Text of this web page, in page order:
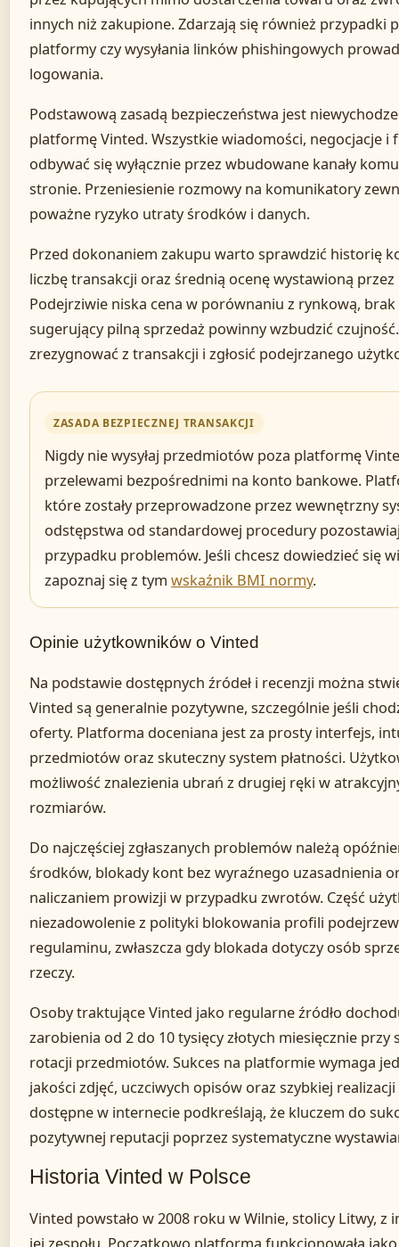
innych niż zakupione. Zdarzają się również przypadki
platformy czy wysyłania linków phishingowych
logowania.
Podstawową zasadą bezpieczeństwa jest
platformę Vinted. Wszystkie wiadomości, negocjacje i
odbywać się wyłącznie przez wbudowane kanały
stronie. Przeniesienie rozmowy na komunikatory
poważne ryzyko utraty środków i danych.
Przed dokonaniem zakupu warto sprawdzić historię
liczbę transakcji oraz średnią ocenę wystawioną
Podejrziwie niska cena w porównaniu z rynkową,
sugerujący pilną sprzedaż powinny wzbudzić
zrezygnować z transakcji i zgłosić podejrzanego
ZASADA BEZPIECZNEJ TRANSAKCJI
Nigdy nie wysyłaj przedmiotów poza platformę
przelewami bezpośrednimi na konto bankowe.
które zostały przeprowadzone przez wewnętrzny
odstępstwa od standardowej procedury
przypadku problemów. Jeśli chcesz dowiedzieć się
zapoznaj się z tym wskaźnik BMI normy.
Opinie użytkowników o Vinted
Na podstawie dostępnych źródeł i recenzji można
Vinted są generalnie pozytywne, szczególnie jeśli
oferty. Platforma doceniana jest za prosty interfejs,
przedmiotów oraz skuteczny system płatności.
możliwość znalezienia ubrań z drugiej ręki w
rozmiarów.
Do najczęściej zgłaszanych problemów należą
środków, blokady kont bez wyraźnego uzasadnienia
naliczaniem prowizji w przypadku zwrotów. Część
niezadowolenie z polityki blokowania profili
regulaminu, zwłaszcza gdy blokada dotyczy osób
rzeczy.
Osoby traktujące Vinted jako regularne źródło
zarobienia od 2 do 10 tysięcy złotych miesięcznie
rotacji przedmiotów. Sukces na platformie wymaga
jakości zdjęć, uczciwych opisów oraz szybkiej
dostępne w internecie podkreślają, że kluczem do
pozytywnej reputacji poprzez systematyczne
Historia Vinted w Polsce
Vinted powstało w 2008 roku w Wilnie, stolicy Litwy,